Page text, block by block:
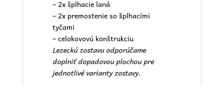
– 2x šplhacie laná
– 2x premostenie so šplhacími
tyčami
– celokovovú konštrukciu
Lezeckú zostavu odporúčame
doplniť dopadovou plochou pre
jednotlivé varianty zostavy.